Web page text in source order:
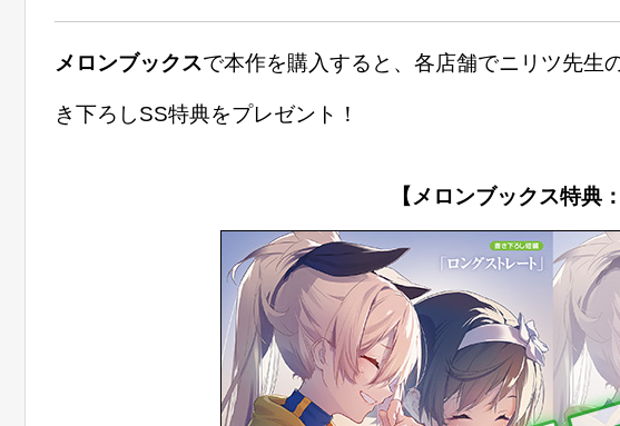
メロンブックスで本作を購入すると、各店舗でニリツ先生
き下ろしSS特典をプレゼント！
【メロンブックス特典